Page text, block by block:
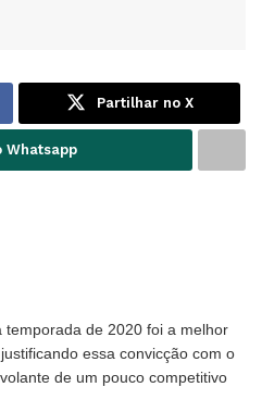
Partilhar no X
Whatsapp
de 2020 foi a melhor
essa convicção com o
de um pouco competitivo